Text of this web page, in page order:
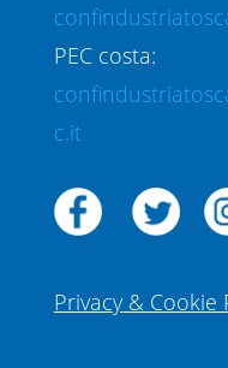
PEC costa:
c.it
Privacy & Cookie